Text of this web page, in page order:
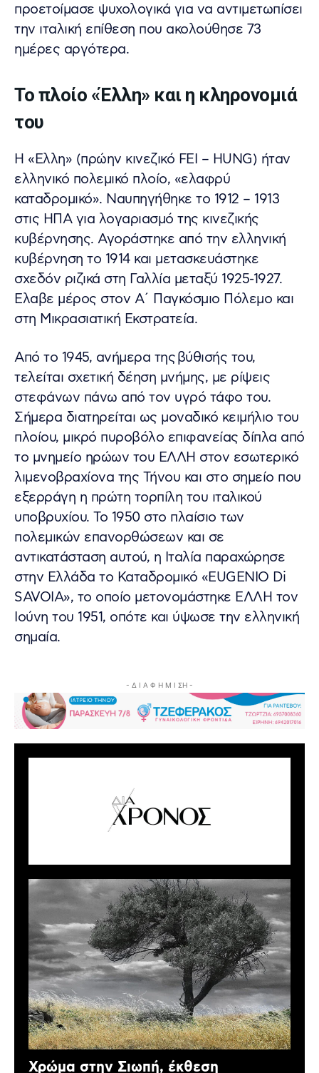
προετοίμασε ψυχολογικά για να αντιμετωπίσει
την ιταλική επίθεση που ακολούθησε 73
ημέρες αργότερα.
Το πλοίο «Έλλη» και η κληρονομιά
του
Η «Ελλη» (πρώην κινεζικό FEI – HUNG) ήταν
ελληνικό πολεμικό πλοίο, «ελαφρύ
καταδρομικό». Ναυπηγήθηκε το 1912 – 1913
στις ΗΠΑ για λογαριασμό της κινεζικής
κυβέρνησης. Αγοράστηκε από την ελληνική
κυβέρνηση το 1914 και μετασκευάστηκε
σχεδόν ριζικά στη Γαλλία μεταξύ 1925-1927.
Ελαβε μέρος στον Α΄ Παγκόσμιο Πόλεμο και
στη Μικρασιατική Εκστρατεία.
Από το 1945, ανήμερα της βύθισής του,
τελείται σχετική δέηση μνήμης, με ρίψεις
στεφάνων πάνω από τον υγρό τάφο του.
Σήμερα διατηρείται ως μοναδικό κειμήλιο του
πλοίου, μικρό πυροβόλο επιφανείας δίπλα από
το μνημείο ηρώων του ΕΛΛΗ στον εσωτερικό
λιμενοβραχίονα της Τήνου και στο σημείο που
εξερράγη η πρώτη τορπίλη του ιταλικού
υποβρυχίου. Το 1950 στο πλαίσιο των
πολεμικών επανορθώσεων και σε
αντικατάσταση αυτού, η Ιταλία παραχώρησε
στην Ελλάδα το Καταδρομικό «EUGENIO Di
SAVOIA», το οποίο μετονομάστηκε ΕΛΛΗ τον
Ιούνη του 1951, οπότε και ύψωσε την ελληνική
σημαία.
- Δ Ι Α Φ Η Μ Ι ΣΗ -
Χρώμα στην Σιωπή, έκθεση